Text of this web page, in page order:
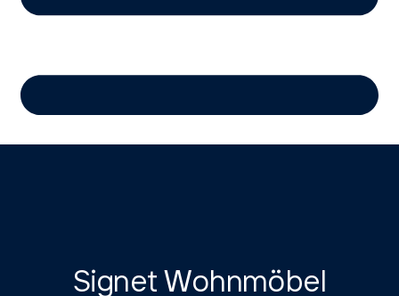
Signet Wohnmöbel